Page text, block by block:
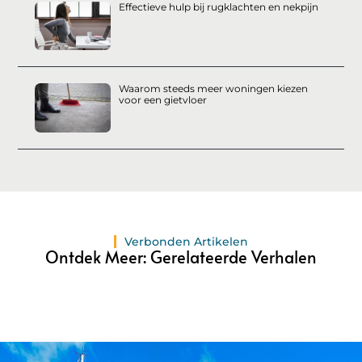
Effectieve hulp bij rugklachten en nekpijn
Waarom steeds meer woningen kiezen
voor een gietvloer
Verbonden Artikelen
Ontdek Meer: Gerelateerde Verhalen